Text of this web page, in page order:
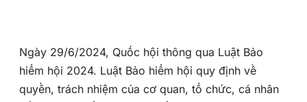
Ngày 29/6/2024, Quốc hội thông qua Luật Bảo
hiểm hội 2024. Luật Bảo hiểm hội quy định về
quyền, trách nhiệm của cơ quan, tổ chức, cá nhân